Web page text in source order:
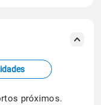
de Previsão
próximos.